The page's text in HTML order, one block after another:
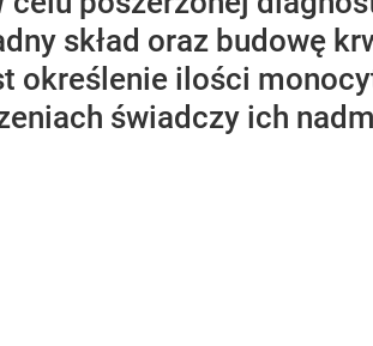
skład oraz budowę
określenie ilości
świadczy ich